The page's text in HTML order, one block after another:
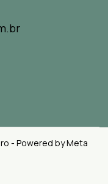
- Powered by Meta